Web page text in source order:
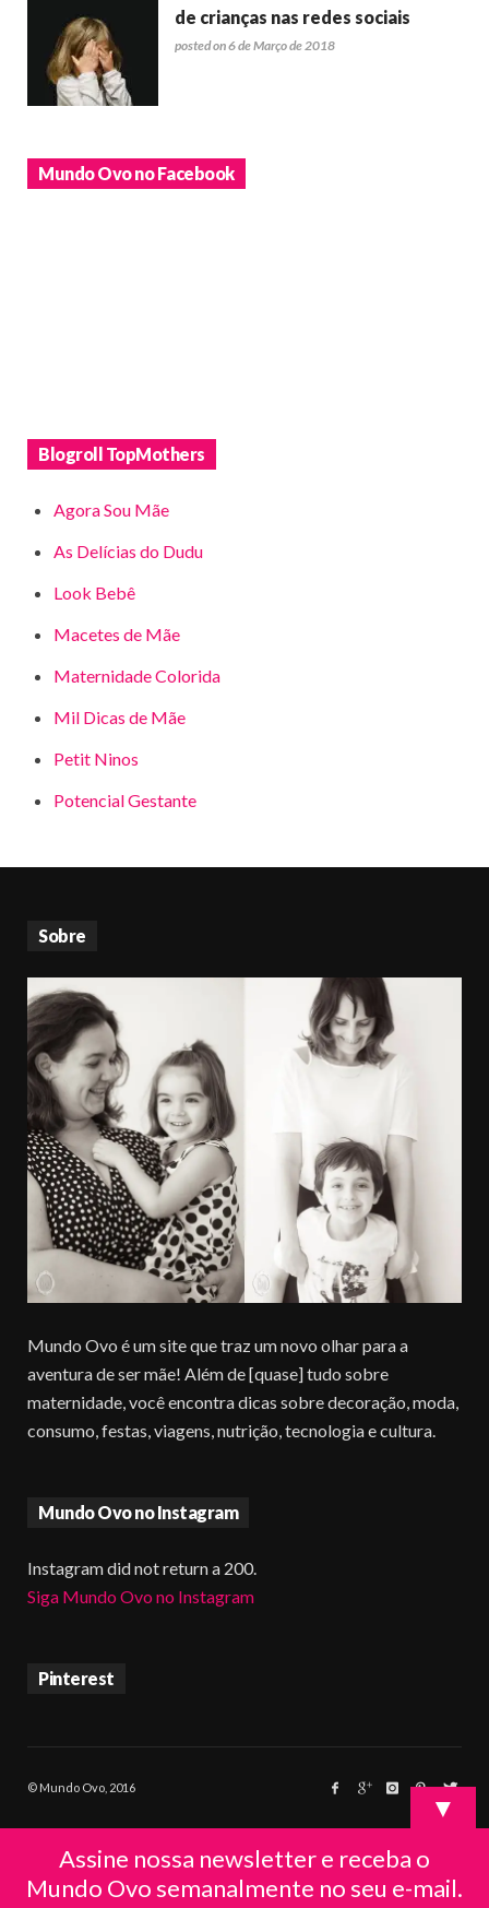
de crianças nas redes sociais
posted on 6 de Março de 2018
Mundo Ovo no Facebook
Blogroll TopMothers
Agora Sou Mãe
As Delícias do Dudu
Look Bebê
Macetes de Mãe
Maternidade Colorida
Mil Dicas de Mãe
Petit Ninos
Potencial Gestante
Sobre
Mundo Ovo é um site que traz um novo olhar para a
aventura de ser mãe! Além de [quase] tudo sobre
maternidade, você encontra dicas sobre decoração, moda,
consumo, festas, viagens, nutrição, tecnologia e cultura.
Mundo Ovo no Instagram
Instagram did not return a 200.
Siga Mundo Ovo no Instagram
Pinterest
© Mundo Ovo, 2016
▼
Assine nossa newsletter e receba o
Mundo Ovo semanalmente no seu e-mail.